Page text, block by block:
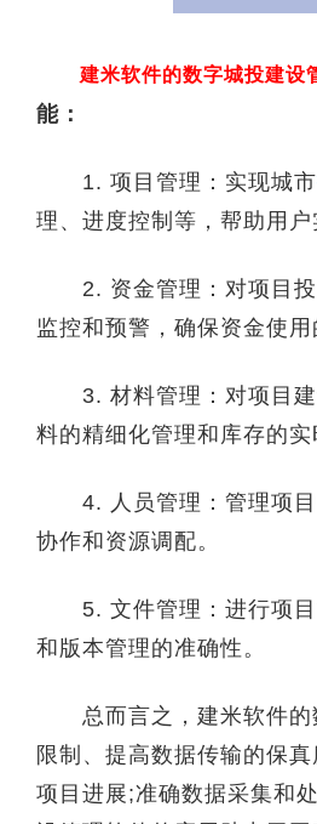
建米软件的数字城投建设
能：
1. 项目管理：实现城市
理、进度控制等，帮助用
2. 资金管理：对项目投
监控和预警，确保资金使用
3. 材料管理：对项目建
料的精细化管理和库存的实
4. 人员管理：管理项目
协作和资源调配。
5. 文件管理：进行项目
和版本管理的准确性。
总而言之，建米软件的
限制、提高数据传输的保
项目进展;准确数据采集和